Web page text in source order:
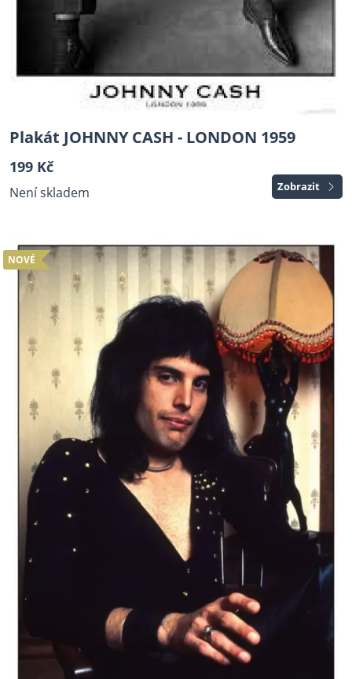
Plakát JOHNNY CASH - LONDON 1959
199 Kč
Není skladem Zobrazit
NOVÉ